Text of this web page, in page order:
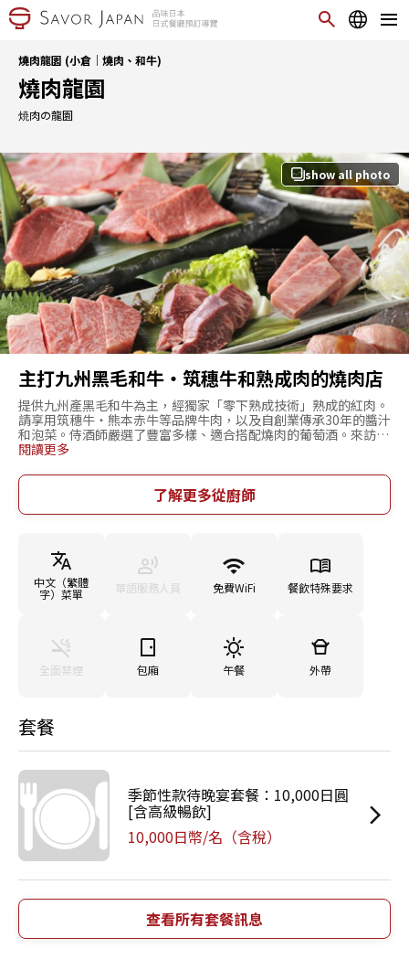
燒肉龍園 (小倉｜燒肉、和牛)
燒肉龍園
焼肉の龍園
show all photo
主打九州黑毛和牛・筑穗牛和熟成肉的燒肉店
提供九州產黑毛和牛為主，經獨家「零下熟成技術」熟成的紅肉。
請享用筑穗牛・熊本赤牛等品牌牛肉，以及自創業傳承30年的醬汁
和泡菜。侍酒師嚴選了豐富多樣、適合搭配燒肉的葡萄酒。來訪北
九州・小倉一帶時，請務必來店。
閱讀更多
了解更多從廚師
中文（繁體
字）菜單 華語服務人員 免費WiFi 餐飲特殊要求
全面禁煙 包廂 午餐 外帶
套餐
季節性款待晚宴套餐：10,000日圓
[含高級暢飲]
10,000日幣/名（含稅）
查看所有套餐訊息